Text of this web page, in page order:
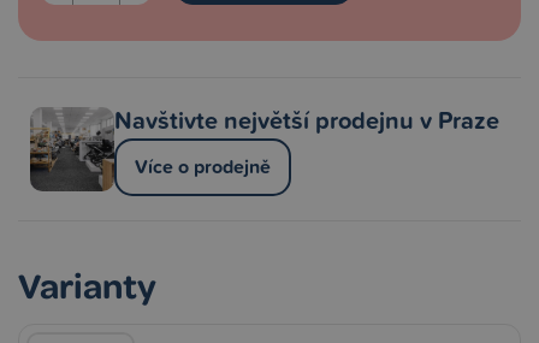
Navštivte největší prodejnu v Praze
Více o prodejně
Varianty